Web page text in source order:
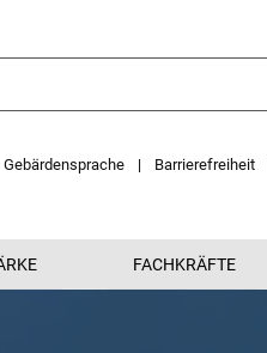
Gebärdensprache Barrierefreiheit
FACHKRÄFTE